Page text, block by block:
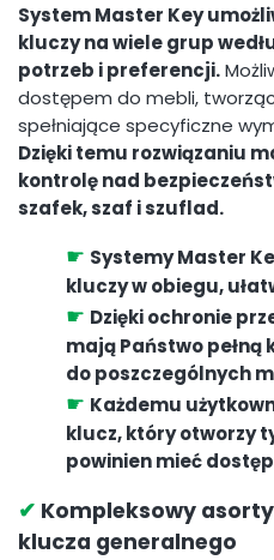
System Master Key
kluczy na wiele grup
potrzeb i preferencji.
dostępem do mebli,
spełniające specyficzne
Dzięki temu rozwiązaniu
kontrolę nad
szafek, szaf i szuflad.
☛ Systemy Master
kluczy w obiegu,
☛ Dzięki ochronie
mają Państwo
do poszczególnych
☛ Każdemu
klucz, który otworzy
powinien mieć
✔ Kompleksowy
klucza generalnego